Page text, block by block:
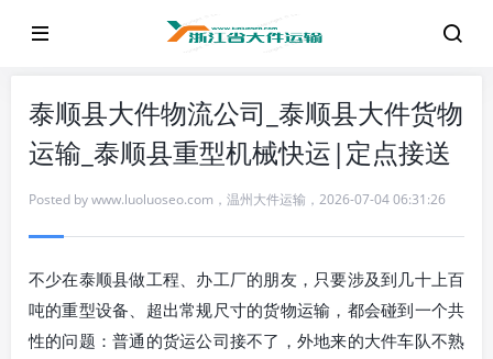
泰顺县大件物流公司_泰顺县大件货物
运输_泰顺县重型机械快运|定点接送
Posted bywww.luoluoseo.com ， 温州大件运输 ， 2026-07-04 06:31:26
不少在泰顺县做工程、办工厂的朋友，只要涉及到几十上百
吨的重型设备、超出常规尺寸的货物运输，都会碰到一个共
性的问题：普通的货运公司接不了，外地来的大件车队不熟